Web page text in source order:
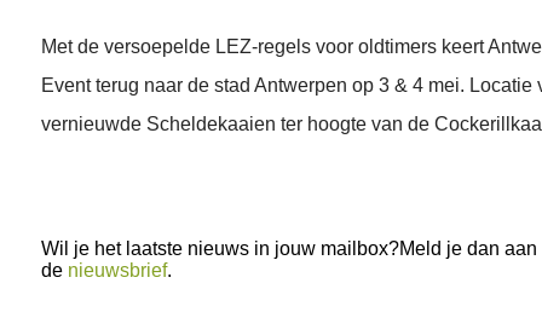
Met de versoepelde LEZ-regels voor oldtimers keert
Event terug naar de stad Antwerpen op 3 & 4 mei. Locatie
vernieuwde Scheldekaaien ter hoogte van de
Wil je het laatste nieuws in jouw mailbox?Meld je dan aan
de nieuwsbrief.